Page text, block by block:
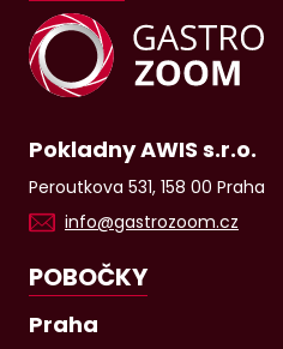
Pokladny AWIS s.r.o.
Peroutkova 531, 158 00 Praha
info@gastrozoom.cz
POBOČKY
Praha